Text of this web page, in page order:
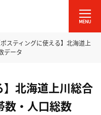
ポスティングに使える】北海道上
データ
】北海道上川総合
数・人口総数